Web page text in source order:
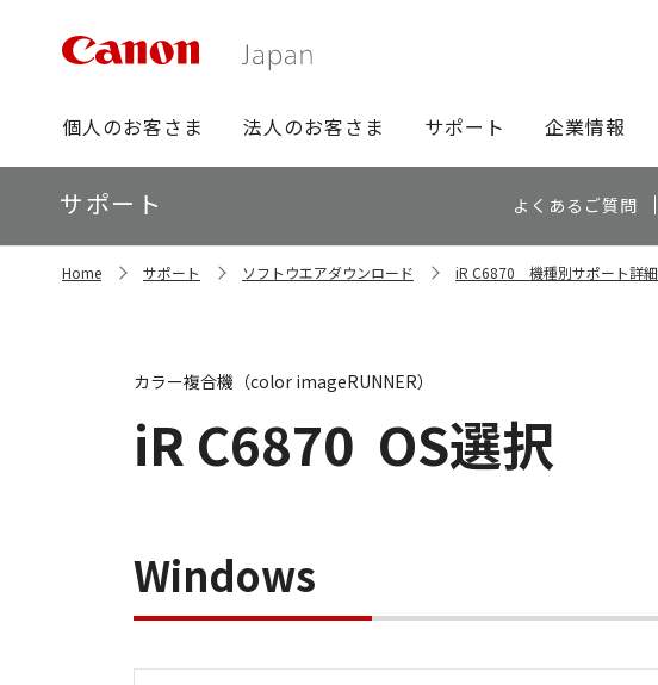
グ
ロ
ー
バ
ビ
個人のお客さま 法人のお客さま サポート 企業情報
ロ
ー
カ
ル
サポート よくあるご質問
Home サポート ソフトウエアダウンロード iR C6870 機種別サポート詳細
iR C6870 OS選択
カラー複合機（color imageRUNNER）
Windows